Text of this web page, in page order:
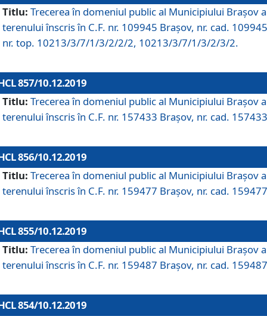
Titlu: Trecerea în domeniul public al Municipiului Braşov a
terenului înscris în C.F. nr. 109945 Brașov, nr. cad.
nr. top. 10213/3/7/1/3/2/2/2, 10213/3/7/1/3/2/3/2.
857/10.12.2019
Titlu: Trecerea în domeniul public al Municipiului Braşov a
terenului înscris în C.F. nr. 157433 Brașov, nr. cad.
856/10.12.2019
Titlu: Trecerea în domeniul public al Municipiului Braşov a
terenului înscris în C.F. nr. 159477 Brașov, nr. cad.
855/10.12.2019
Titlu: Trecerea în domeniul public al Municipiului Braşov a
terenului înscris în C.F. nr. 159487 Brașov, nr. cad.
854/10.12.2019